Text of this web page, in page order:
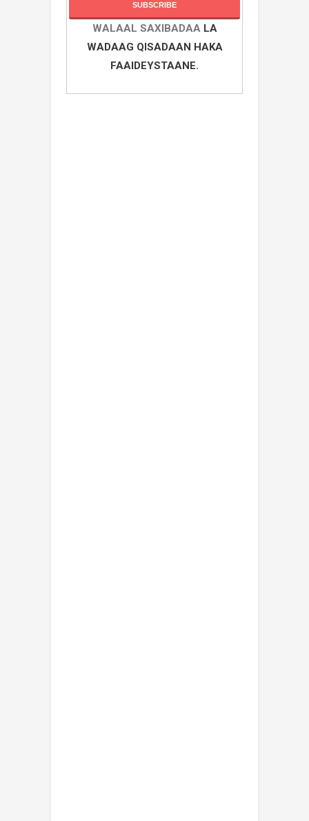
WALAAL SAXIBADAA LA
WADAAG QISADAAN HAKA
FAAIDEYSTAANE.